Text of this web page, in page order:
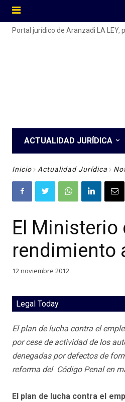
Portal jurídico de Aranzadi LA
ACTUALIDAD JURÍDICA
Inicio Actualidad Jurídica
El Ministerio
rendimiento
12 noviembre 2012
Legal Today
El plan de lucha contra el
por cese de actividad de los
denegadas por defectos de
reforma del Código Penal en
El plan de lucha contra el